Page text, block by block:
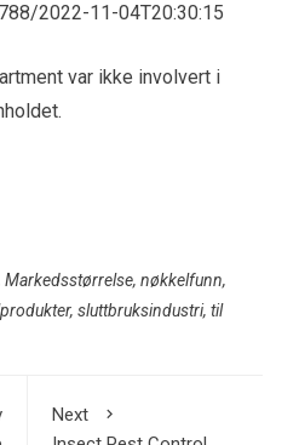
2022-11-04T20:30:15
var ikke involvert i
Markedsstørrelse, nøkkelfunn,
, sluttbruksindustri, til
Next